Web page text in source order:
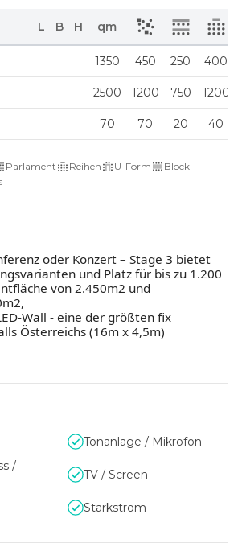
L B H qm
1350 450 250 400
2500 1200 750 1200
70 70 20 40
Parlament Reihen U-Form
Block
oder Konzert – Stage 3 bietet
und Platz für bis zu 1.200
von 2.450m2 und
Wall - eine der größten fix
Österreichs (16m x 4,5m)
Tonanlage / Mikrofon
/
TV / Screen
Starkstrom